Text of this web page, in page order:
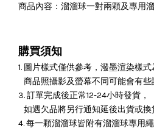
商品內容：溜溜球一對兩顆及專用
購買須知
1. 圖片樣式僅供參考，潑墨渲染樣式
商品照攝影及螢幕不同可能會有些
3. 訂單完成後正常12-24小時發貨，
如遇欠品將另行通知延後出貨或換
4. 每一顆溜溜球皆附有溜溜球專用